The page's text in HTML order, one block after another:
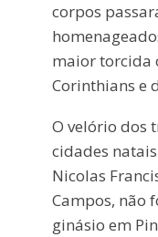
corpos
maior torcida
Corinthians e
O velório dos
cidades
Nicolas
Campos, não
ginásio em